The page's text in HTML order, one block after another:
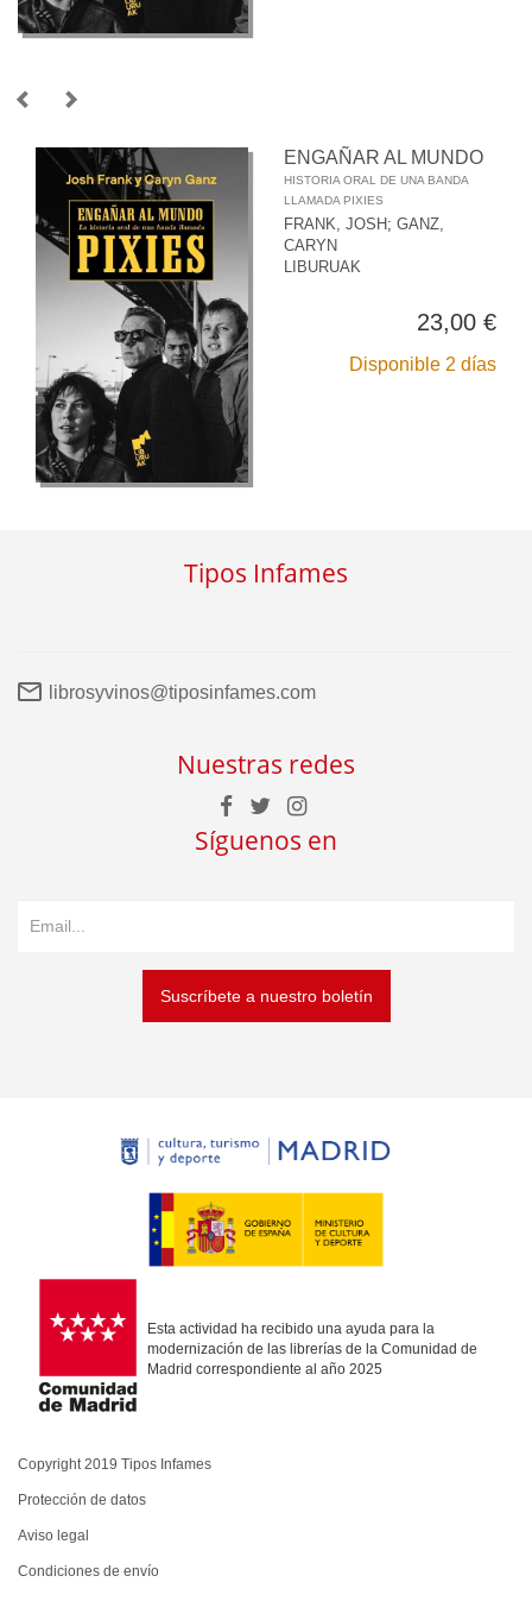
ENGAÑAR AL MUNDO
HISTORIA ORAL DE UNA BANDA
LLAMADA PIXIES
FRANK, JOSH ; GANZ,
CARYN
LIBURUAK
23,00 €
Disponible 2 días
Tipos Infames
librosyvinos@tiposinfames.com
Nuestras redes
Síguenos en
Suscríbete a nuestro boletín
Esta actividad ha recibido una ayuda para la
modernización de las librerías de la Comunidad de
Madrid correspondiente al año 2025
Copyright 2019 Tipos Infames
Protección de datos
Aviso legal
Condiciones de envío